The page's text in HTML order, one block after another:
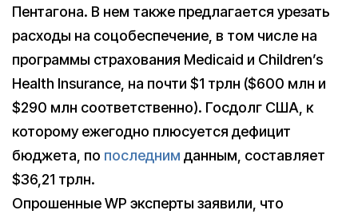
Пентагона. В нем также предлагается урезать
расходы на соцобеспечение, в том числе на
программы страхования Medicaid и Children’s
Health Insurance, на почти $1 трлн ($600 млн и
$290 млн соответственно). Госдолг США, к
которому ежегодно плюсуется дефицит
бюджета, по последним данным, составляет
$36,21 трлн.
Опрошенные WP эксперты заявили, что